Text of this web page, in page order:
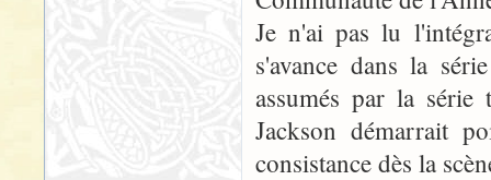
Je n'ai pas lu
s'avance dans la
assumés par la série
Jackson démarrait
consistance dès la